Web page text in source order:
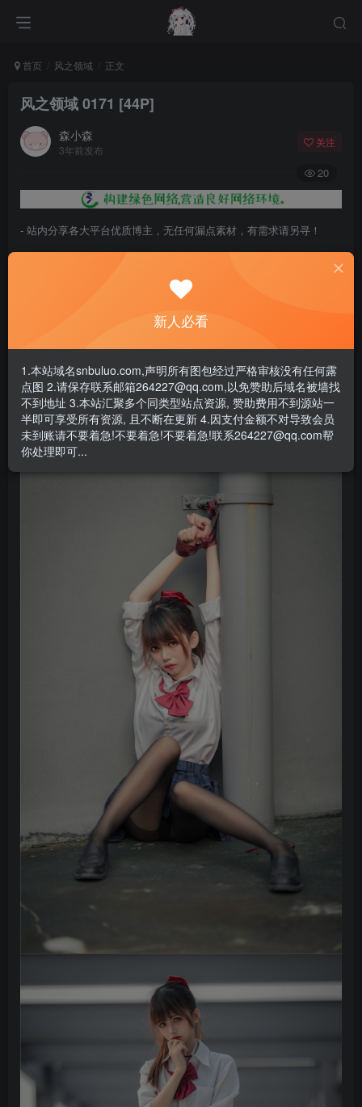
首页 风之领域 正文
风之领域 0171 [44P]
森小森
3年前发布
关注
20
- 站内分享各大平台优质博主，无任何漏点素材，有需求请另寻！
- 百度网盘提示提取码错误，请更换浏览器重试，这是百度网盘版本问
- 遇见解压密码不对、无法解压，请查看
- 资源失效/充值未到账/账号解禁...等问题请《提交工单》
此处内容已隐藏，赞助会员可见
请登录后查看特权
新人必看
1.本站域名snbuluo.com,声明所有图包经过严格审核没有任何露
点图 2.请保存联系邮箱264227@qq.com,以免赞助后域名被墙找
不到地址 3.本站汇聚多个同类型站点资源, 赞助费用不到源站一
半即可享受所有资源, 且不断在更新 4.因支付金额不对导致会员
未到账请不要着急!不要着急!不要着急!联系264227@qq.com帮
你处理即可...